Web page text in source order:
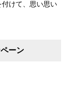
けて、思い思い
ーン